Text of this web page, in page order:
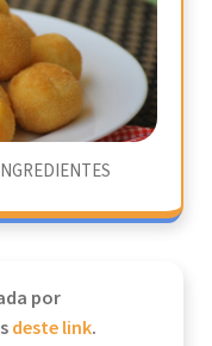
por
deste link.